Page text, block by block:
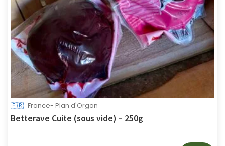
🇫🇷 France- Plan d'Orgon
Betterave Cuite (sous vide) – 250g